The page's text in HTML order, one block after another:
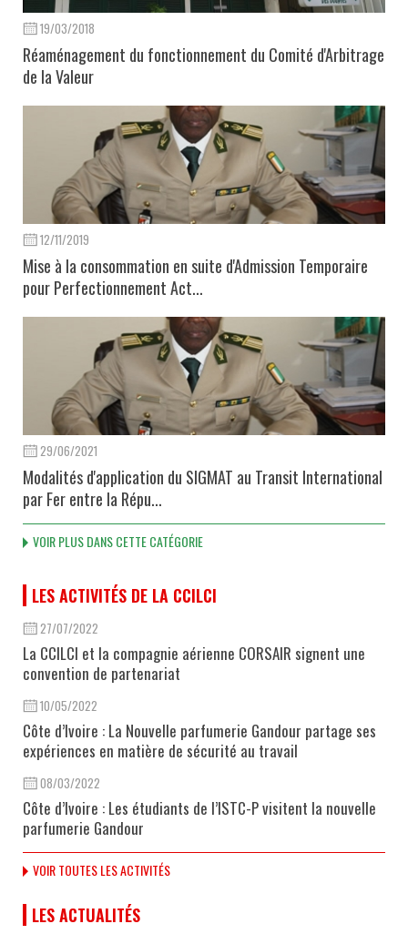
19/03/2018
Réaménagement du fonctionnement du Comité d'Arbitrage
de la Valeur
12/11/2019
Mise à la consommation en suite d'Admission Temporaire
pour Perfectionnement Act...
29/06/2021
Modalités d'application du SIGMAT au Transit International
par Fer entre la Répu...
VOIR PLUS DANS CETTE CATÉGORIE
LES ACTIVITÉS DE LA CCILCI
27/07/2022
La CCILCI et la compagnie aérienne CORSAIR signent une
convention de partenariat
10/05/2022
Côte d’Ivoire : La Nouvelle parfumerie Gandour partage ses
expériences en matière de sécurité au travail
08/03/2022
Côte d’Ivoire : Les étudiants de l’ISTC-P visitent la nouvelle
parfumerie Gandour
VOIR TOUTES LES ACTIVITÉS
LES ACTUALITÉS